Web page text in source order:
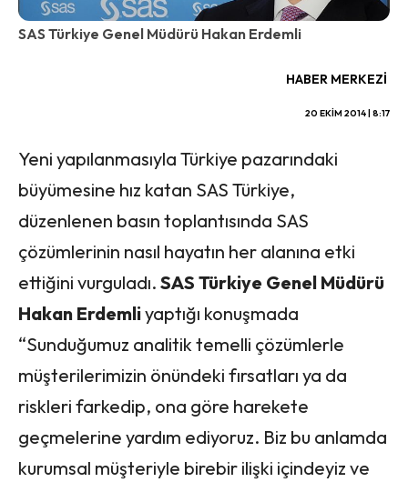
SAS Türkiye Genel Müdürü Hakan Erdemli
HABER MERKEZI
20 EKIM 2014 | 8:17
Yeni yapılanmasıyla Türkiye pazarındaki
büyümesine hız katan SAS Türkiye,
düzenlenen basın toplantısında SAS
çözümlerinin nasıl hayatın her alanına etki
ettiğini vurguladı. SAS Türkiye Genel Müdürü
Hakan Erdemliyaptığı konuşmada
“Sunduğumuz analitik temelli çözümlerle
müşterilerimizin önündeki fırsatları ya da
riskleri farkedip, ona göre harekete
geçmelerine yardım ediyoruz. Biz bu anlamda
kurumsal müşteriyle birebir ilişki içindeyiz ve